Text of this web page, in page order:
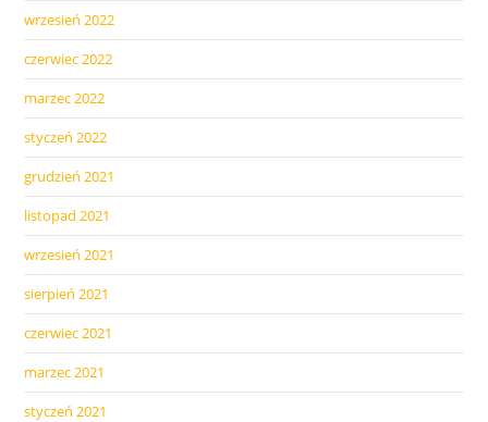
wrzesień 2022
czerwiec 2022
marzec 2022
styczeń 2022
grudzień 2021
listopad 2021
wrzesień 2021
sierpień 2021
czerwiec 2021
marzec 2021
styczeń 2021